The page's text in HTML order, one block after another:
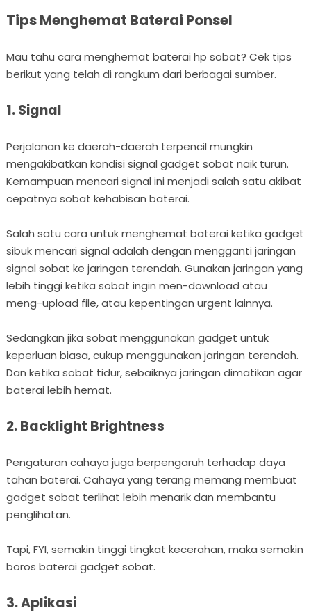
Tips Menghemat Baterai Ponsel
Mau tahu cara menghemat baterai hp sobat? Cek tips
berikut yang telah di rangkum dari berbagai sumber.
1. Signal
Perjalanan ke daerah-daerah terpencil mungkin
mengakibatkan kondisi signal gadget sobat naik turun.
Kemampuan mencari signal ini menjadi salah satu akibat
cepatnya sobat kehabisan baterai.
Salah satu cara untuk menghemat baterai ketika gadget
sibuk mencari signal adalah dengan mengganti jaringan
signal sobat ke jaringan terendah. Gunakan jaringan yang
lebih tinggi ketika sobat ingin men-download atau
meng-upload file, atau kepentingan urgent lainnya.
Sedangkan jika sobat menggunakan gadget untuk
keperluan biasa, cukup menggunakan jaringan terendah.
Dan ketika sobat tidur, sebaiknya jaringan dimatikan agar
baterai lebih hemat.
2. Backlight Brightness
Pengaturan cahaya juga berpengaruh terhadap daya
tahan baterai. Cahaya yang terang memang membuat
gadget sobat terlihat lebih menarik dan membantu
penglihatan.
Tapi, FYI, semakin tinggi tingkat kecerahan, maka semakin
boros baterai gadget sobat.
3. Aplikasi